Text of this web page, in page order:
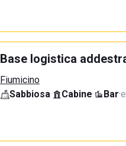
Base logistica
Fiumicino
Sabbiosa· Cabine· Bar·